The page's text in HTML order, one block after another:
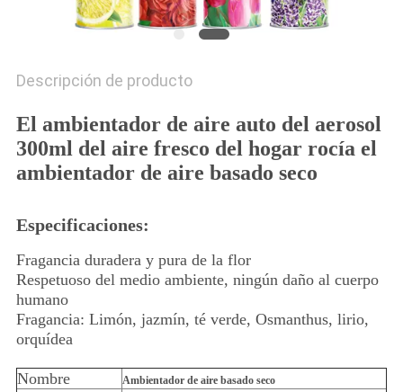
Descripción de producto
El ambientador de aire auto del aerosol
300ml del aire fresco del hogar rocía el
ambientador de aire basado seco
Especificaciones:
Fragancia duradera y pura de la flor
Respetuoso del medio ambiente, ningún daño al cuerpo
humano
Fragancia: Limón, jazmín, té verde, Osmanthus, lirio,
orquídea
Nombre Ambientador de aire basado seco